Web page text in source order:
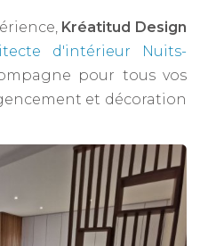
Kréatitud Design
d'intérieur Nuits-
pour tous vos
et décoration